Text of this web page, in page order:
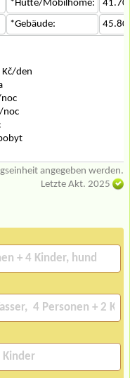
*Hütte/Mobilhome:
*Gebäude:
den
noc
angegeben werden.
Letzte Akt. 2025